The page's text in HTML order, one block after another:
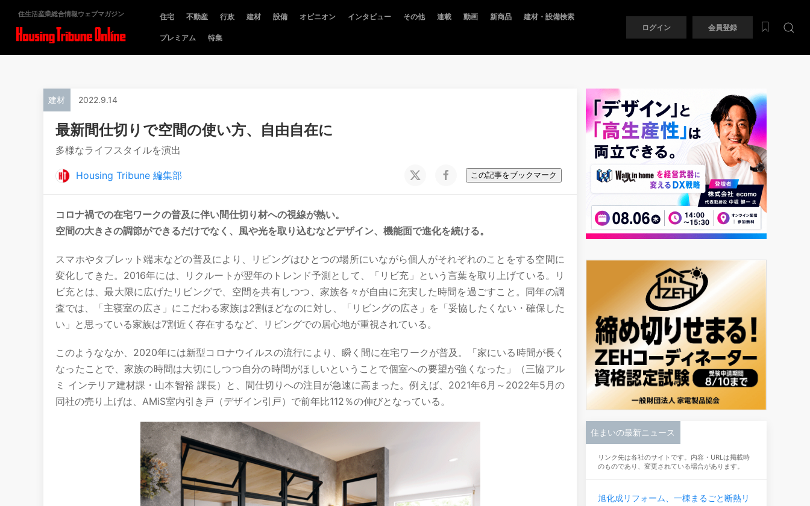
住生活産業総合情報ウェブマガジン 住宅 不動産 行政 建材 設備 オピニオン インタビュー その他 連載 動画 新商品 建材・設備検索
プレミアム 特集
ログイン 会員登録
建材 2022.9.14
最新間仕切りで空間の使い方、自由自在に
多様なライフスタイルを演出
Housing Tribune 編集部 この記事をブックマーク
コロナ禍での在宅ワークの普及に伴い間仕切り材への視線が熱い。
空間の大きさの調節ができるだけでなく、風や光を取り込むなどデザイン、機能面で進化を続ける。
スマホやタブレット端末などの普及により、リビングはひとつの場所にいながら個人がそれぞれのことをする空間に
変化してきた。2016年には、リクルートが翌年のトレンド予測として、「リビ充」という言葉を取り上げている。リ
ビ充とは、最大限に広げたリビングで、空間を共有しつつ、家族各々が自由に充実した時間を過ごすこと。同年の調
査では、「主寝室の広さ」にこだわる家族は2割ほどなのに対し、「リビングの広さ」を「妥協したくない・確保した
い」と思っている家族は7割近く存在するなど、リビングでの居心地が重視されている。
このようななか、2020年には新型コロナウイルスの流行により、瞬く間に在宅ワークが普及。「家にいる時間が長く
なったことで、家族の時間は大切にしつつ自分の時間がほしいということで個室への要望が強くなった」（三協アル
ミ インテリア建材課・山本智裕 課長）と、間仕切りへの注目が急速に高まった。例えば、2021年6月～2022年5月の
同社の売り上げは、AMiS室内引き戸（デザイン引戸）で前年比112％の伸びとなっている。
住まいの最新ニュース
リンク先は各社のサイトです。内容・URLは掲載時
のものであり、変更されている場合があります。
旭化成リフォーム、一棟まるごと断熱リ